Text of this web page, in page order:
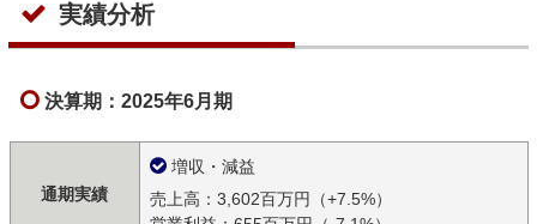
実績分析
決算期：2025年6月期
通期実績
増収・減益
売上高：3,602百万円（+7.5%）